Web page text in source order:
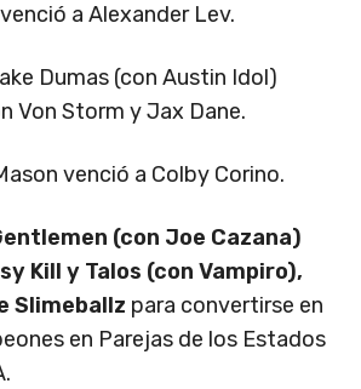
a Alexander Lev.
Dumas (con Austin Idol)
Von Storm y Jax Dane.
venció a Colby Corino.
(con Joe Cazana)
Kill y Talos (con Vampiro),
Slimeballz para convertirse en
en Parejas de los Estados